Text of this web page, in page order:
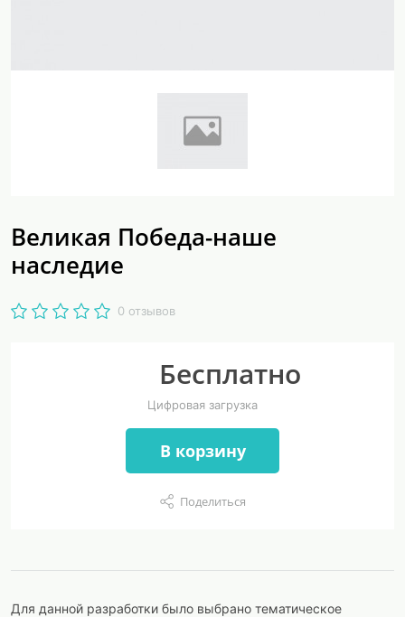
Великая Победа-наше
наследие
0 отзывов
Бесплатно
Цифровая загрузка
В корзину
Поделиться
Для данной разработки было выбрано тематическое